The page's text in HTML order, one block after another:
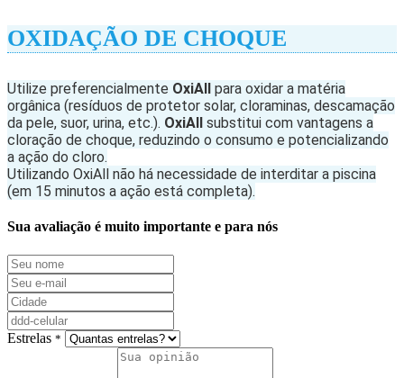
OXIDAÇÃO DE CHOQUE
Utilize preferencialmente OxiAll para oxidar a matéria
orgânica (resíduos de protetor solar, cloraminas, descamação
da pele, suor, urina, etc.). OxiAll substitui com vantagens a
cloração de choque, reduzindo o consumo e potencializando
a ação do cloro.
Utilizando OxiAll não há necessidade de interditar a piscina
(em 15 minutos a ação está completa).
Sua avaliação é muito importante e para nós
Estrelas *